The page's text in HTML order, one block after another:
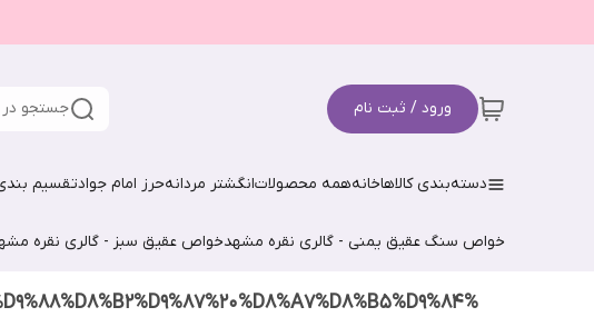
ورود / ثبت نام جستجو
دسته‌بندی کالاهاخانههمه محصولاتانگشتر مردانهحرز امام جوادتقسیم
خواص سنگ عقیق یمنی - گالری نقره مشهدخواص عقیق سبز - گالری نقره
%D9%81%DB%8C%D8%B1%D9%88%D8%B2%D9%87%20%D8%A7%D8%B5%D9%84